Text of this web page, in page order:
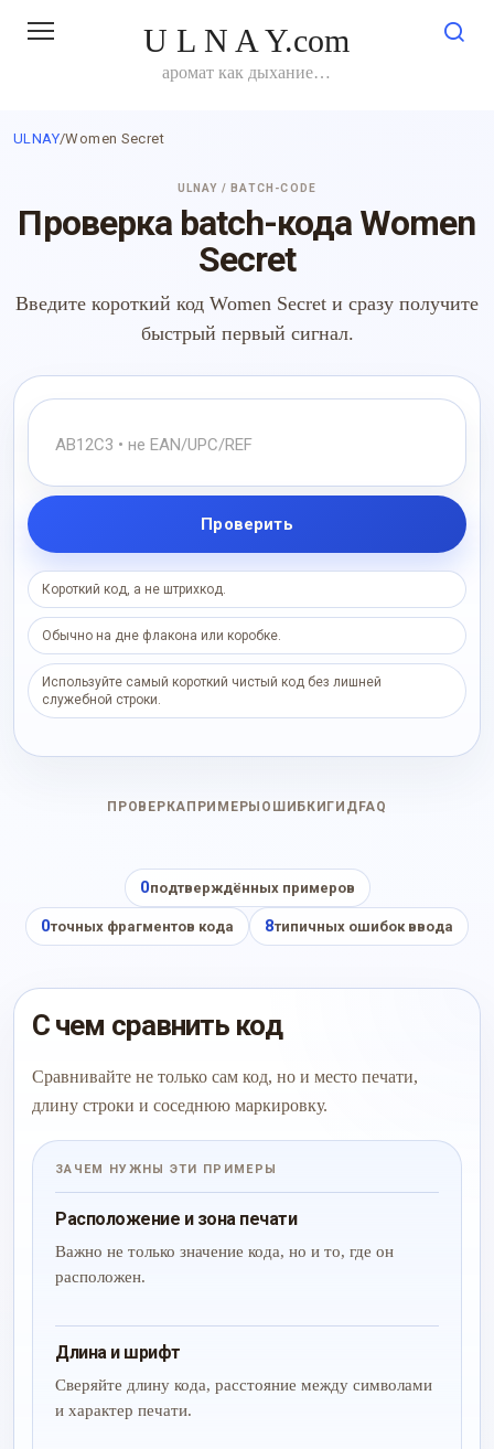
U L N A Y.com
аромат как дыхание…
ULNAY/Women Secret
ULNAY / BATCH-CODE
Проверка batch-кода Women
Secret
Введите короткий код Women Secret и сразу получите
быстрый первый сигнал.
Проверить
Короткий код, а не штрихкод.
Обычно на дне флакона или коробке.
Используйте самый короткий чистый код без лишней
служебной строки.
ПРОВЕРКА ПРИМЕРЫ ОШИБКИ ГИД FAQ
0подтверждённых примеров
0точных фрагментов кода 8типичных ошибок ввода
С чем сравнить код
Сравнивайте не только сам код, но и место печати,
длину строки и соседнюю маркировку.
ЗАЧЕМ НУЖНЫ ЭТИ ПРИМЕРЫ
Расположение и зона печати
Важно не только значение кода, но и то, где он
расположен.
Длина и шрифт
Сверяйте длину кода, расстояние между символами
и характер печати.